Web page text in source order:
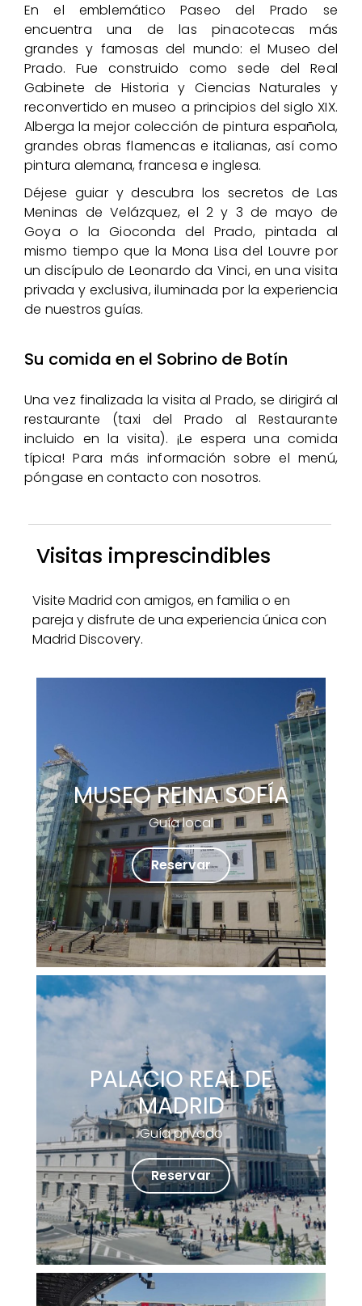
En el emblemático Paseo del Prado se
encuentra una de las pinacotecas más
grandes y famosas del mundo: el Museo del
Prado. Fue construido como sede del Real
Gabinete de Historia y Ciencias Naturales y
reconvertido en museo a principios del siglo XIX.
Alberga la mejor colección de pintura española,
grandes obras flamencas e italianas, así como
pintura alemana, francesa e inglesa.
Déjese guiar y descubra los secretos de Las
Meninas de Velázquez, el 2 y 3 de mayo de
Goya o la Gioconda del Prado, pintada al
mismo tiempo que la Mona Lisa del Louvre por
un discípulo de Leonardo da Vinci, en una visita
privada y exclusiva, iluminada por la experiencia
de nuestros guías.
Su comida en el Sobrino de Botín
Una vez finalizada la visita al Prado, se dirigirá al
restaurante (taxi del Prado al Restaurante
incluido en la visita). ¡Le espera una comida
típica! Para más información sobre el menú,
póngase en contacto con nosotros.
Visitas imprescindibles
Visite Madrid con amigos, en familia o en
pareja y disfrute de una experiencia única con
Madrid Discovery.
MUSEO REINA SOFÍA
Guía local
Reservar
PALACIO REAL DE
MADRID
Guía privado
Reservar